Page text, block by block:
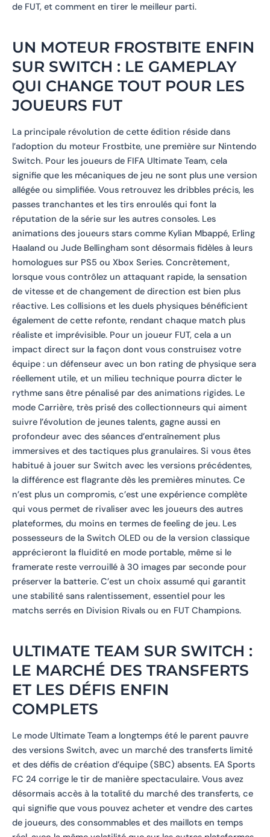
de FUT, et comment en tirer le meilleur parti.
UN MOTEUR FROSTBITE ENFIN
SUR SWITCH : LE GAMEPLAY
QUI CHANGE TOUT POUR LES
JOUEURS FUT
La principale révolution de cette édition réside dans
l’adoption du moteur Frostbite, une première sur Nintendo
Switch. Pour les joueurs de FIFA Ultimate Team, cela
signifie que les mécaniques de jeu ne sont plus une version
allégée ou simplifiée. Vous retrouvez les dribbles précis, les
passes tranchantes et les tirs enroulés qui font la
réputation de la série sur les autres consoles. Les
animations des joueurs stars comme Kylian Mbappé, Erling
Haaland ou Jude Bellingham sont désormais fidèles à leurs
homologues sur PS5 ou Xbox Series. Concrètement,
lorsque vous contrôlez un attaquant rapide, la sensation
de vitesse et de changement de direction est bien plus
réactive. Les collisions et les duels physiques bénéficient
également de cette refonte, rendant chaque match plus
réaliste et imprévisible. Pour un joueur FUT, cela a un
impact direct sur la façon dont vous construisez votre
équipe : un défenseur avec un bon rating de physique sera
réellement utile, et un milieu technique pourra dicter le
rythme sans être pénalisé par des animations rigides. Le
mode Carrière, très prisé des collectionneurs qui aiment
suivre l’évolution de jeunes talents, gagne aussi en
profondeur avec des séances d’entraînement plus
immersives et des tactiques plus granulaires. Si vous êtes
habitué à jouer sur Switch avec les versions précédentes,
la différence est flagrante dès les premières minutes. Ce
n’est plus un compromis, c’est une expérience complète
qui vous permet de rivaliser avec les joueurs des autres
plateformes, du moins en termes de feeling de jeu. Les
possesseurs de la Switch OLED ou de la version classique
apprécieront la fluidité en mode portable, même si le
framerate reste verrouillé à 30 images par seconde pour
préserver la batterie. C’est un choix assumé qui garantit
une stabilité sans ralentissement, essentiel pour les
matchs serrés en Division Rivals ou en FUT Champions.
ULTIMATE TEAM SUR SWITCH :
LE MARCHÉ DES TRANSFERTS
ET LES DÉFIS ENFIN
COMPLETS
Le mode Ultimate Team a longtemps été le parent pauvre
des versions Switch, avec un marché des transferts limité
et des défis de création d’équipe (SBC) absents. EA Sports
FC 24 corrige le tir de manière spectaculaire. Vous avez
désormais accès à la totalité du marché des transferts, ce
qui signifie que vous pouvez acheter et vendre des cartes
de joueurs, des consommables et des maillots en temps